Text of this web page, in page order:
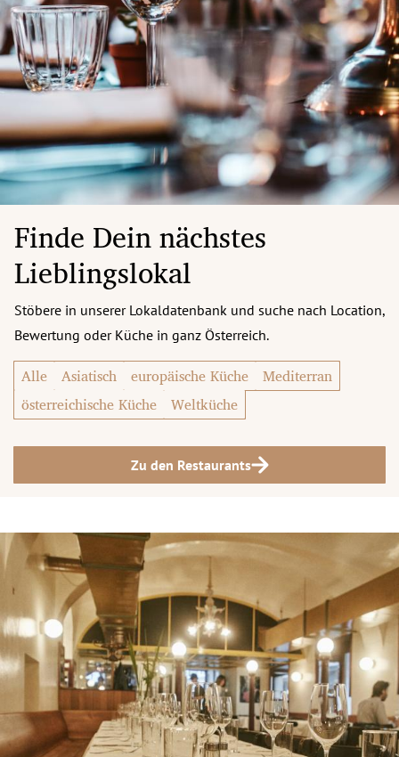
Finde Dein nächstes
Lieblingslokal
Stöbere in unserer Lokaldatenbank und suche nach Location,
Bewertung oder Küche in ganz Österreich.
Alle Asiatisch europäische Küche
Mediterran
österreichische Küche
Weltküche
Zu den Restaurants